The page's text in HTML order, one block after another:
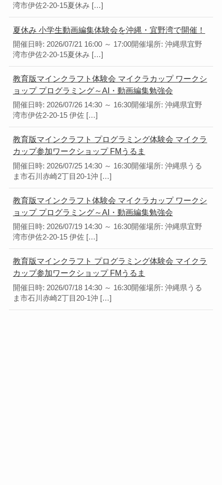
湾市伊佐2-20-15夏休み […]
夏休み 小学生動画編集体験会を沖縄・宜野湾で開催！
開催日時: 2026/07/21 16:00 ～ 17:00開催場所: 沖縄県宜野
湾市伊佐2-20-15夏休み […]
教育版マインクラフト体験会 マイクラカップ ワークシ
ョップ プログラミング～AI・動画編集勉強会
開催日時: 2026/07/26 14:30 ～ 16:30開催場所: 沖縄県宜野
湾市伊佐2-20-15 伊佐 […]
教育版マインクラフト プログラミング体験会 マイクラ
カップ参加ワークショップ FMうるま
開催日時: 2026/07/25 14:30 ～ 16:30開催場所: 沖縄県うる
ま市石川赤崎2丁目20-1沖 […]
教育版マインクラフト体験会 マイクラカップ ワークシ
ョップ プログラミング～AI・動画編集勉強会
開催日時: 2026/07/19 14:30 ～ 16:30開催場所: 沖縄県宜野
湾市伊佐2-20-15 伊佐 […]
教育版マインクラフト プログラミング体験会 マイクラ
カップ参加ワークショップ FMうるま
開催日時: 2026/07/18 14:30 ～ 16:30開催場所: 沖縄県うる
ま市石川赤崎2丁目20-1沖 […]